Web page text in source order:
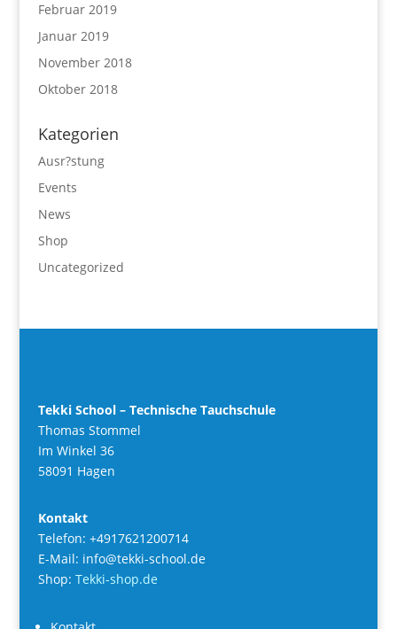
Februar 2019
Januar 2019
November 2018
Oktober 2018
Kategorien
Ausr?stung
Events
News
Shop
Uncategorized
Tekki School – Technische Tauchschule
Thomas Stommel
Im Winkel 36
58091 Hagen
Kontakt
Telefon: +4917621200714
E-Mail: info@tekki-school.de
Shop: Tekki-shop.de